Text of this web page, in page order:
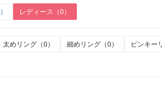
レディース（0）
太めリング（0） 細めリング（0） ピンキー